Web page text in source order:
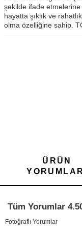
şekilde ifade
hayatta şıklık ve
olma özelliğine sahip.
ÜRÜN
Tüm Yorumlar
Fotoğraflı Yorumlar